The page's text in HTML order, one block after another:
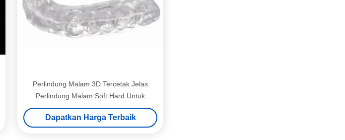
Perlindung Malam 3D Tercetak Jelas
Perlindung Malam Soft Hard Untuk
Perawatan Ortodontik
Dapatkan Harga Terbaik